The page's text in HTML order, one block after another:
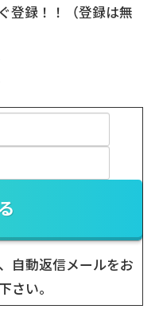
登録！！（登録は無
自動返信メールをお
さい。